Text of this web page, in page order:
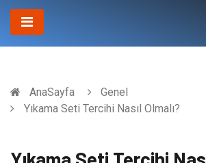
AnaSayfa
Genel
Yıkama Seti Tercihi Nasıl Olmalı?